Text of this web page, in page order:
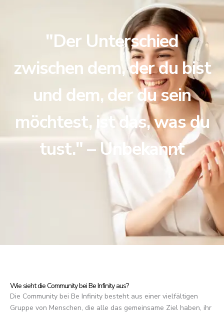
"Der Unterschied
zwischen dem, der du bist
und dem, der du sein
möchtest, ist das, was du
tust." – Unbekannt
Wie sieht die Community bei Be Infinity aus?
Die Community bei Be Infinity besteht aus einer vielfältigen
Gruppe von Menschen, die alle das gemeinsame Ziel haben, ihr